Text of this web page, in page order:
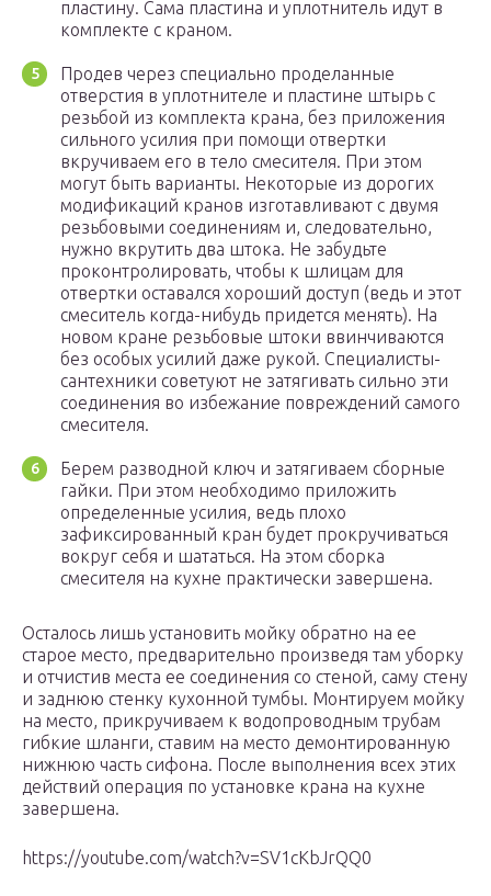
пластину. Сама пластина и уплотнитель идут в
комплекте с краном.
Продев через специально проделанные
отверстия в уплотнителе и пластине штырь с
резьбой из комплекта крана, без приложения
сильного усилия при помощи отвертки
вкручиваем его в тело смесителя. При этом
могут быть варианты. Некоторые из дорогих
модификаций кранов изготавливают с двумя
резьбовыми соединениям и, следовательно,
нужно вкрутить два штока. Не забудьте
проконтролировать, чтобы к шлицам для
отвертки оставался хороший доступ (ведь и этот
смеситель когда-нибудь придется менять). На
новом кране резьбовые штоки ввинчиваются
без особых усилий даже рукой. Специалисты-
сантехники советуют не затягивать сильно эти
соединения во избежание повреждений самого
смесителя.
Берем разводной ключ и затягиваем сборные
гайки. При этом необходимо приложить
определенные усилия, ведь плохо
зафиксированный кран будет прокручиваться
вокруг себя и шататься. На этом сборка
смесителя на кухне практически завершена.
Осталось лишь установить мойку обратно на ее
старое место, предварительно произведя там уборку
и отчистив места ее соединения со стеной, саму стену
и заднюю стенку кухонной тумбы. Монтируем мойку
на место, прикручиваем к водопроводным трубам
гибкие шланги, ставим на место демонтированную
нижнюю часть сифона. После выполнения всех этих
действий операция по установке крана на кухне
завершена.
https://youtube.com/watch?v=SV1cKbJrQQ0